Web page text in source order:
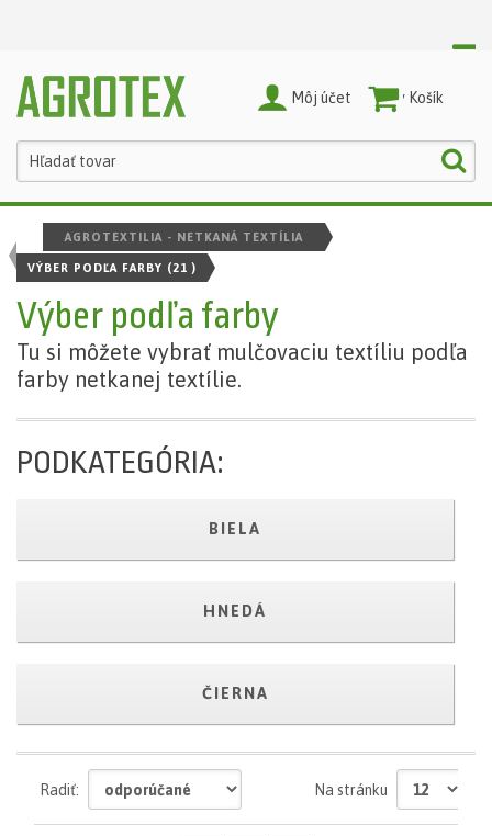
Nákupný Košík
Môj účet
AGROTEXTILIA - NETKANÁ TEXTÍLIA
VÝBER PODĽA FARBY (21 )
Výber podľa farby
Tu si môžete vybrať mulčovaciu textíliu podľa
farby netkanej textílie.
PODKATEGÓRIA:
BIELA
HNEDÁ
ČIERNA
Radiť: Na stránku